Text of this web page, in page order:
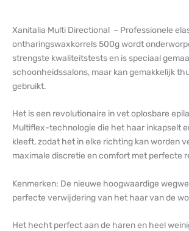
Xanitalia Multi Directional – Professionele
ontharingswaxkorrels 500g wordt
strengste kwaliteitstests en is speciaal
schoonheidssalons, maar kan gemakkelijk
gebruikt.
Het is een revolutionaire in vet oplosbare
Multiflex-technologie die het haar inkapselt
kleeft, zodat het in elke richting kan worden
maximale discretie en comfort met perfecte
Kenmerken: De nieuwe hoogwaardige
perfecte verwijdering van het haar van de
Het hecht perfect aan de haren en heel